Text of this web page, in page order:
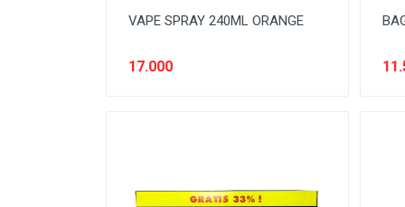
VAPE SPRAY 240ML ORANGE
17.000